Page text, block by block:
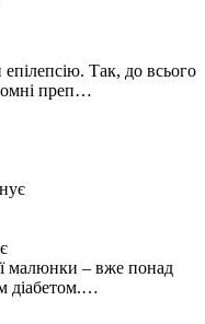
Так, до всього
преп…
малюнки – вже понад
діабетом.…